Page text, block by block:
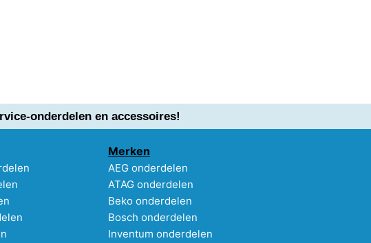
onderdelen en accessoires!
Merken
AEG onderdelen
ATAG onderdelen
Beko onderdelen
Bosch onderdelen
Inventum onderdelen